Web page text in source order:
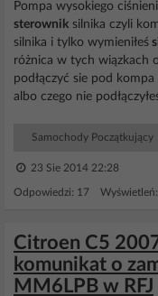
Pompa wysokiego
sterownik silnika czyli
silnika i tylko wymieniłeś
różnica w tych wiązkach
podłączyć sie pod
albo czego nie
Samochody Początkujący
23 Sie 2014 22:28
Odpowiedzi: 17
Citroen C5
komunikat o
MM6LPB w RFJ